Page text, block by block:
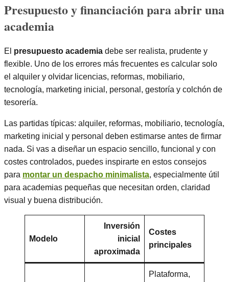
Presupuesto y financiación para abrir una
academia
El presupuesto academia debe ser realista, prudente y
flexible. Uno de los errores más frecuentes es calcular solo
el alquiler y olvidar licencias, reformas, mobiliario,
tecnología, marketing inicial, personal, gestoría y colchón de
tesorería.
Las partidas típicas: alquiler, reformas, mobiliario, tecnología,
marketing inicial y personal deben estimarse antes de firmar
nada. Si vas a diseñar un espacio sencillo, funcional y con
costes controlados, puedes inspirarte en estos consejos
para montar un despacho minimalista, especialmente útil
para academias pequeñas que necesitan orden, claridad
visual y buena distribución.
Modelo
Inversión
inicial
aproximada
Costes
principales
Plataforma,